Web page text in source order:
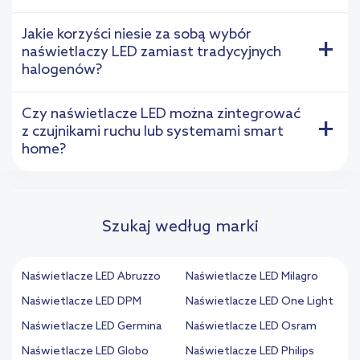
Jakie korzyści niesie za sobą wybór
naświetlaczy LED zamiast tradycyjnych
halogenów?
+
Czy naświetlacze LED można zintegrować
z czujnikami ruchu lub systemami smart
home?
+
Szukaj według marki
Naświetlacze LED Abruzzo
Naświetlacze LED DPM
Naświetlacze LED Germina
Naświetlacze LED Globo
Naświetlacze LED Milagro
Naświetlacze LED One Light
Naświetlacze LED Osram
Naświetlacze LED Philips